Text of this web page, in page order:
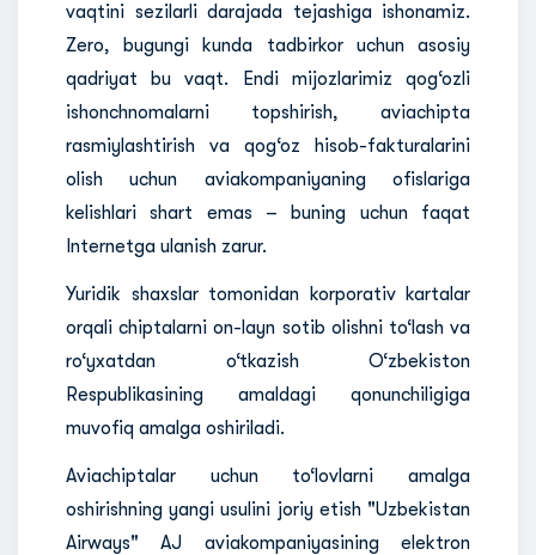
vaqtini sezilarli darajada tejashiga ishonamiz.
Zero, bugungi kunda tadbirkor uchun asosiy
qadriyat bu vaqt. Endi mijozlarimiz qog‘ozli
ishonchnomalarni topshirish, aviachipta
rasmiylashtirish va qog‘oz hisob-fakturalarini
olish uchun aviakompaniyaning ofislariga
kelishlari shart emas – buning uchun faqat
Internetga ulanish zarur.
Yuridik shaxslar tomonidan korporativ kartalar
orqali chiptalarni on-layn sotib olishni to‘lash va
ro‘yxatdan o‘tkazish O‘zbekiston
Respublikasining amaldagi qonunchiligiga
muvofiq amalga oshiriladi.
Aviachiptalar uchun to‘lovlarni amalga
oshirishning yangi usulini joriy etish "Uzbekistan
Airways" AJ aviakompaniyasining elektron